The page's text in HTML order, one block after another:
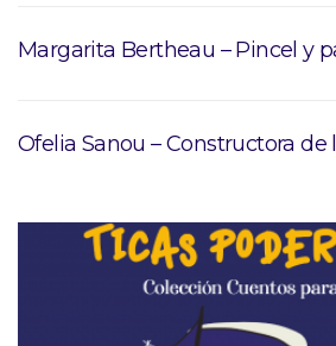
Margarita Bertheau – Pincel y
Ofelia Sanou – Constructora de